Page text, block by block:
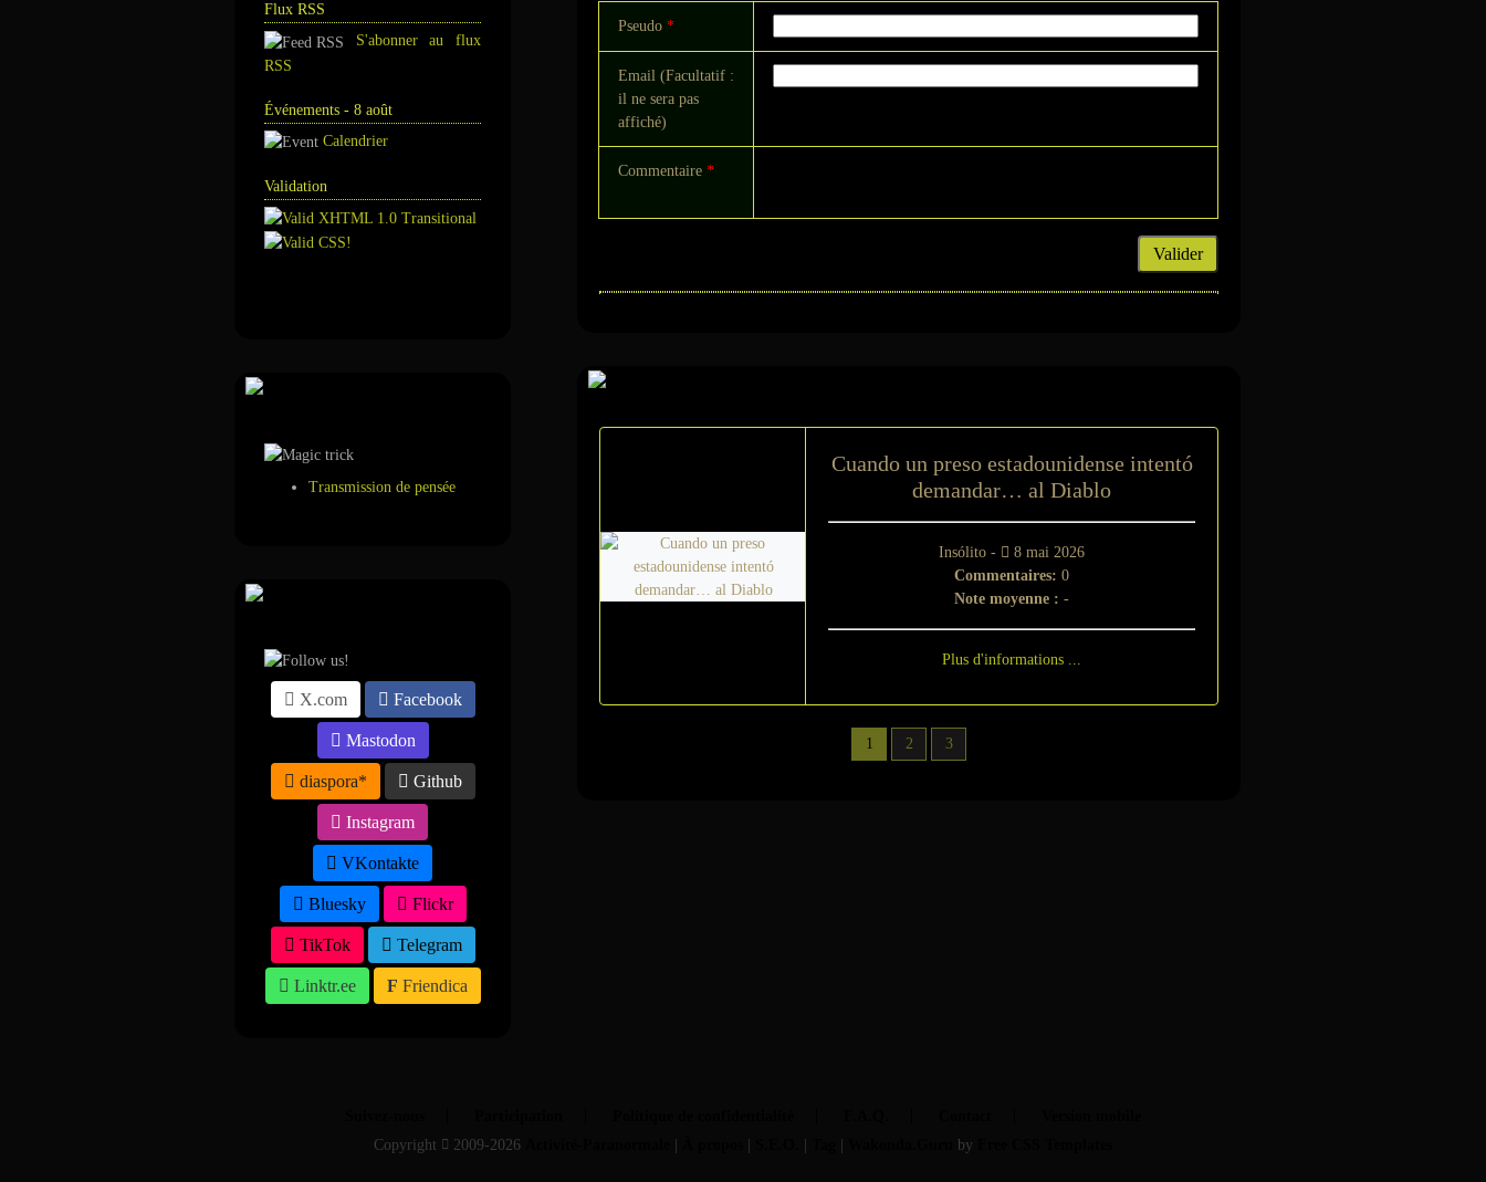
Flux RSS
S'abonner au flux
RSS
Événements - 8 août
Calendrier
Validation
Transmission de pensée
X.com Facebook
Mastodon
diaspora* Github
Instagram
VKontakte
Bluesky Flickr
TikTok Telegram
Linktr.ee Friendica
Pseudo *
Email (Facultatif :
il ne sera pas
affiché)
Commentaire *
Valider
1 2 3
Cuando un preso estadounidense intentó
demandar… al Diablo
Insólito -
8 mai 2026
Commentaires: 0
Note moyenne : -
Plus d'informations ...
Copyright
2009-2026 by